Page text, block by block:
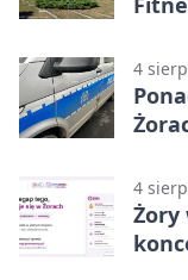
4
4
Żory